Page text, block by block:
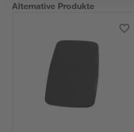
Alternative Produkte